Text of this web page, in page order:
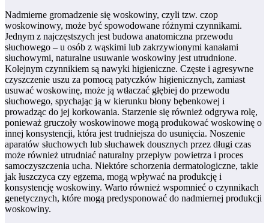
Nadmierne gromadzenie się woskowiny, czyli tzw. czop
woskowinowy, może być spowodowane różnymi czynnikami.
Jednym z najczęstszych jest budowa anatomiczna przewodu
słuchowego – u osób z wąskimi lub zakrzywionymi kanałami
słuchowymi, naturalne usuwanie woskowiny jest utrudnione.
Kolejnym czynnikiem są nawyki higieniczne. Częste i agresywne
czyszczenie uszu za pomocą patyczków higienicznych, zamiast
usuwać woskowinę, może ją wtłaczać głębiej do przewodu
słuchowego, spychając ją w kierunku błony bębenkowej i
prowadząc do jej korkowania. Starzenie się również odgrywa rolę,
ponieważ gruczoły woskowinowe mogą produkować woskowinę o
innej konsystencji, która jest trudniejsza do usunięcia. Noszenie
aparatów słuchowych lub słuchawek dousznych przez długi czas
może również utrudniać naturalny przepływ powietrza i proces
samoczyszczenia ucha. Niektóre schorzenia dermatologiczne, takie
jak łuszczyca czy egzema, mogą wpływać na produkcję i
konsystencję woskowiny. Warto również wspomnieć o czynnikach
genetycznych, które mogą predysponować do nadmiernej produkcji
woskowiny.